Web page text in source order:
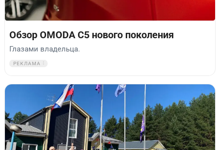
Обзор OMODA C5 нового поколения
Глазами владельца.
РЕКЛАМА